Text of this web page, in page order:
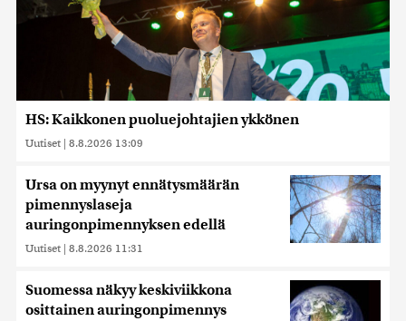
HS: Kaikkonen puoluejohtajien ykkönen
Uutiset | 8.8.2026 13:09
Ursa on myynyt ennätysmäärän
pimennyslaseja
auringonpimennyksen edellä
Uutiset | 8.8.2026 11:31
Suomessa näkyy keskiviikkona
osittainen auringonpimennys